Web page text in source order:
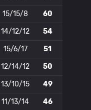
15/15/8 60
14/12/12 54
15/6/17 51
12/14/12 50
13/10/15 49
11/13/14 46